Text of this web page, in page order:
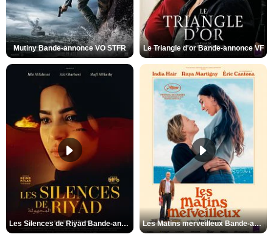
Mutiny Bande-annonce VO STFR Le Triangle d'or Bande-annonce VF
Les Silences de Riyad Bande-annonce VO STFR Les Matins merveilleux Bande-annonce VF